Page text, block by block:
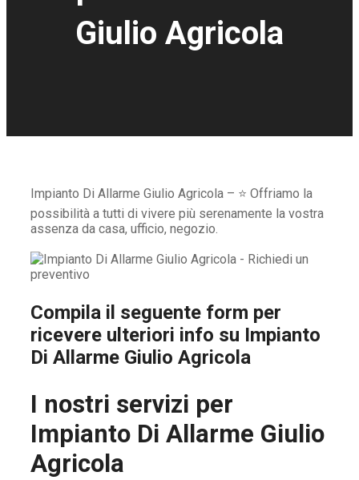
Giulio Agricola
Impianto Di Allarme Giulio Agricola – ⭐ Offriamo la
possibilità a tutti di vivere più serenamente la vostra
assenza da casa, ufficio, negozio.
Compila il seguente form per
ricevere ulteriori info su Impianto
Di Allarme Giulio Agricola
I nostri servizi per
Impianto Di Allarme Giulio
Agricola